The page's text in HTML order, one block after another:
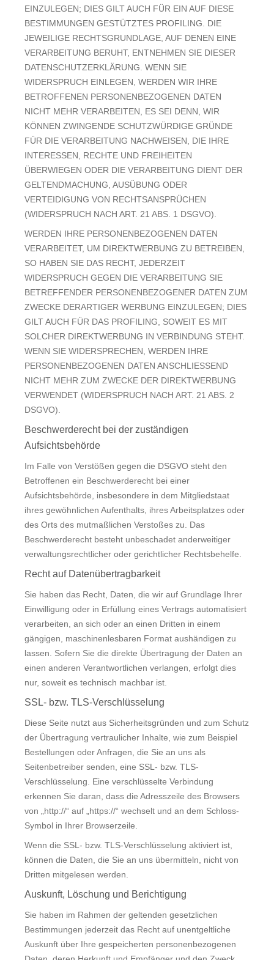
EINZULEGEN; DIES GILT AUCH FÜR EIN AUF DIESE
BESTIMMUNGEN GESTÜTZTES PROFILING. DIE
JEWEILIGE RECHTSGRUNDLAGE, AUF DENEN EINE
VERARBEITUNG BERUHT, ENTNEHMEN SIE DIESER
DATENSCHUTZERKLÄRUNG. WENN SIE
WIDERSPRUCH EINLEGEN, WERDEN WIR IHRE
BETROFFENEN PERSONENBEZOGENEN DATEN
NICHT MEHR VERARBEITEN, ES SEI DENN, WIR
KÖNNEN ZWINGENDE SCHUTZWÜRDIGE GRÜNDE
FÜR DIE VERARBEITUNG NACHWEISEN, DIE IHRE
INTERESSEN, RECHTE UND FREIHEITEN
ÜBERWIEGEN ODER DIE VERARBEITUNG DIENT DER
GELTENDMACHUNG, AUSÜBUNG ODER
VERTEIDIGUNG VON RECHTSANSPRÜCHEN
(WIDERSPRUCH NACH ART. 21 ABS. 1 DSGVO).
WERDEN IHRE PERSONENBEZOGENEN DATEN
VERARBEITET, UM DIREKTWERBUNG ZU BETREIBEN,
SO HABEN SIE DAS RECHT, JEDERZEIT
WIDERSPRUCH GEGEN DIE VERARBEITUNG SIE
BETREFFENDER PERSONENBEZOGENER DATEN ZUM
ZWECKE DERARTIGER WERBUNG EINZULEGEN; DIES
GILT AUCH FÜR DAS PROFILING, SOWEIT ES MIT
SOLCHER DIREKTWERBUNG IN VERBINDUNG STEHT.
WENN SIE WIDERSPRECHEN, WERDEN IHRE
PERSONENBEZOGENEN DATEN ANSCHLIESSEND
NICHT MEHR ZUM ZWECKE DER DIREKTWERBUNG
VERWENDET (WIDERSPRUCH NACH ART. 21 ABS. 2
DSGVO).
Beschwerderecht bei der zuständigen
Aufsichtsbehörde
Im Falle von Verstößen gegen die DSGVO steht den
Betroffenen ein Beschwerderecht bei einer
Aufsichtsbehörde, insbesondere in dem Mitgliedstaat
ihres gewöhnlichen Aufenthalts, ihres Arbeitsplatzes oder
des Orts des mutmaßlichen Verstoßes zu. Das
Beschwerderecht besteht unbeschadet anderweitiger
verwaltungsrechtlicher oder gerichtlicher Rechtsbehelfe.
Recht auf Datenübertragbarkeit
Sie haben das Recht, Daten, die wir auf Grundlage Ihrer
Einwilligung oder in Erfüllung eines Vertrags automatisiert
verarbeiten, an sich oder an einen Dritten in einem
gängigen, maschinenlesbaren Format aushändigen zu
lassen. Sofern Sie die direkte Übertragung der Daten an
einen anderen Verantwortlichen verlangen, erfolgt dies
nur, soweit es technisch machbar ist.
SSL- bzw. TLS-Verschlüsselung
Diese Seite nutzt aus Sicherheitsgründen und zum Schutz
der Übertragung vertraulicher Inhalte, wie zum Beispiel
Bestellungen oder Anfragen, die Sie an uns als
Seitenbetreiber senden, eine SSL- bzw. TLS-
Verschlüsselung. Eine verschlüsselte Verbindung
erkennen Sie daran, dass die Adresszeile des Browsers
von „http://“ auf „https://“ wechselt und an dem Schloss-
Symbol in Ihrer Browserzeile.
Wenn die SSL- bzw. TLS-Verschlüsselung aktiviert ist,
können die Daten, die Sie an uns übermitteln, nicht von
Dritten mitgelesen werden.
Auskunft, Löschung und Berichtigung
Sie haben im Rahmen der geltenden gesetzlichen
Bestimmungen jederzeit das Recht auf unentgeltliche
Auskunft über Ihre gespeicherten personenbezogenen